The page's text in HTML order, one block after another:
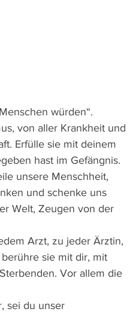
würden“.
von aller Krankheit und
Erfülle sie mit deinem
hast im Gefängnis.
unsere Menschheit,
und schenke uns
Welt, Zeugen von der
Arzt, zu jeder Ärztin,
sie mit dir, mit
Vor allem die
sei du unser